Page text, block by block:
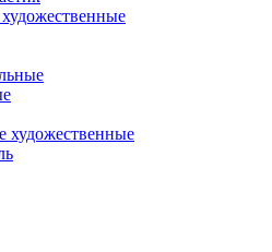
художественные